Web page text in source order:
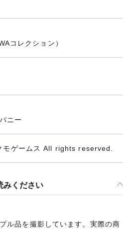
コレクション）
ニー
モゲームス All rights reserved.
みください
ル品を撮影しています。実際の商